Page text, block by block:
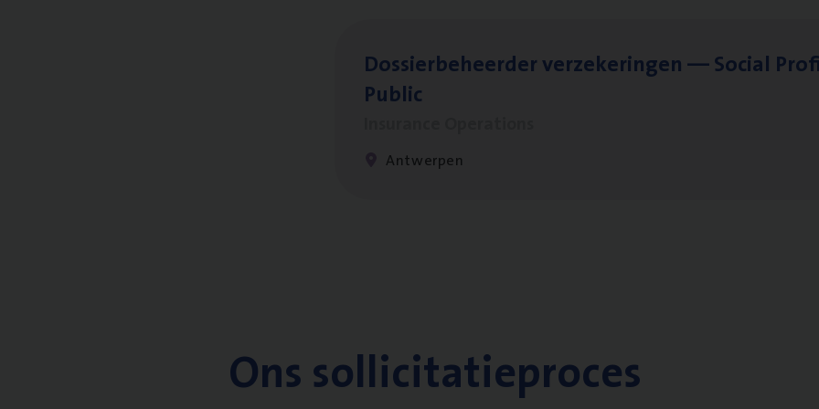
Dos­sier­be­heer­der ver­ze­ke­rin­gen — Soci­al
Public
Antwerpen
Ons sollicitatieproces